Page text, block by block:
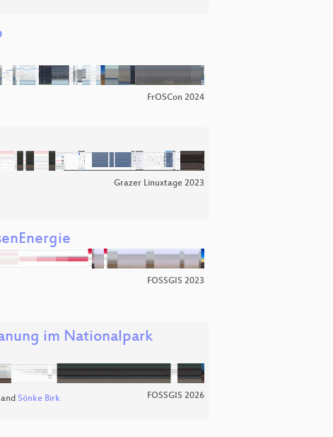
FrOSCon 2024
Grazer Linuxtage 2023
FOSSGIS 2023
im Nationalpark
Sönke Birk FOSSGIS 2026